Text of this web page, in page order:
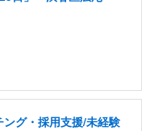
グ・採用支援/未経験